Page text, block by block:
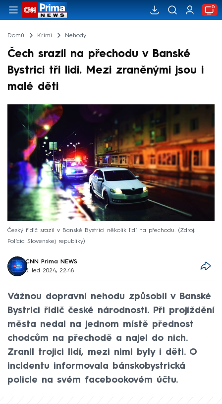
Domů Krimi Nehody
Čech srazil na přechodu v Banské
Bystrici tři lidi. Mezi zraněnými jsou i
malé děti
Český řidič srazil v Banské Bystrici několik lidí na přechodu.
Zdroj:
Polícia Slovenskej republiky
CNN Prima NEWS
5. led 2024, 22:48
Vážnou dopravní nehodu způsobil v Banské
Bystrici řidič české národnosti. Při projíždění
města nedal na jednom místě přednost
chodcům na přechodě a najel do nich.
Zranil trojici lidí, mezi nimi byly i děti. O
incidentu informovala bánskobystrická
policie na svém facebookovém účtu.